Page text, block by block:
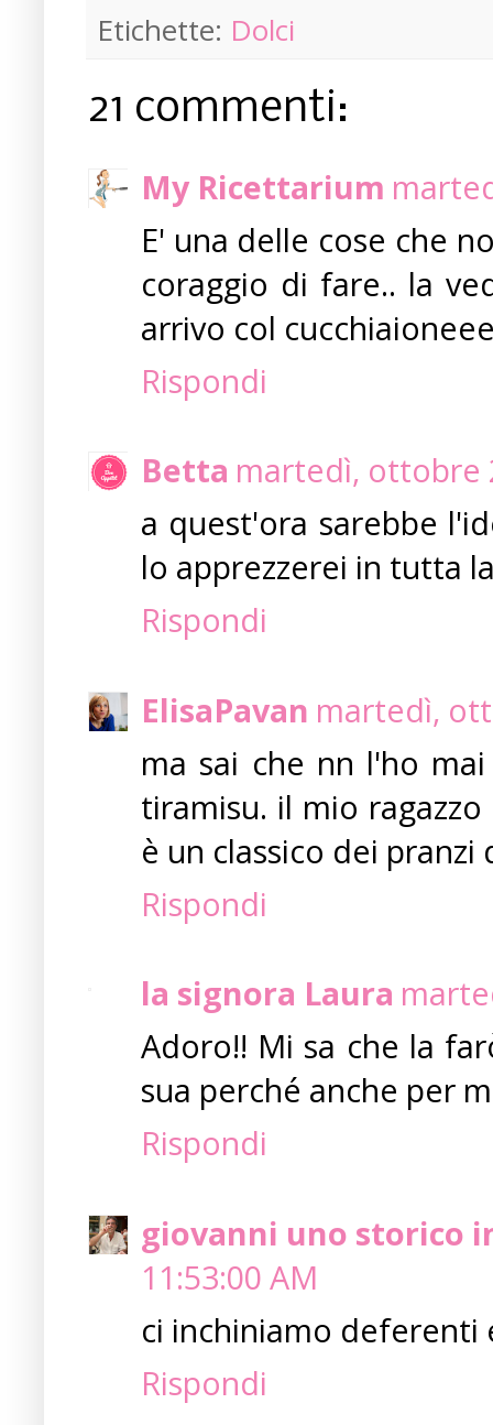
Etichette: Dolci
21 commenti:
My Ricettarium
E' una delle cose che
coraggio di fare.. la
arrivo col
Rispondi
Betta martedì, ottobre
a quest'ora sarebbe
lo apprezzerei in tutta
Rispondi
ElisaPavan martedì,
ma sai che nn l'ho
tiramisu. il mio
è un classico dei
Rispondi
la signora Laura
Adoro!! Mi sa che la
sua perché anche per
Rispondi
giovanni uno storico
11:53:00 AM
ci inchiniamo deferenti
Rispondi